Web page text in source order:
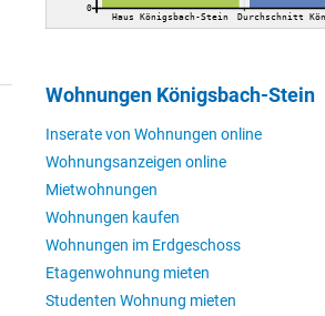
0
Haus Königsbach-Stein Durchschnitt
Wohnungen Königsbach-Stein
Inserate von Wohnungen online
Wohnungsanzeigen online
Mietwohnungen
Wohnungen kaufen
Wohnungen im Erdgeschoss
Etagenwohnung mieten
Studenten Wohnung mieten